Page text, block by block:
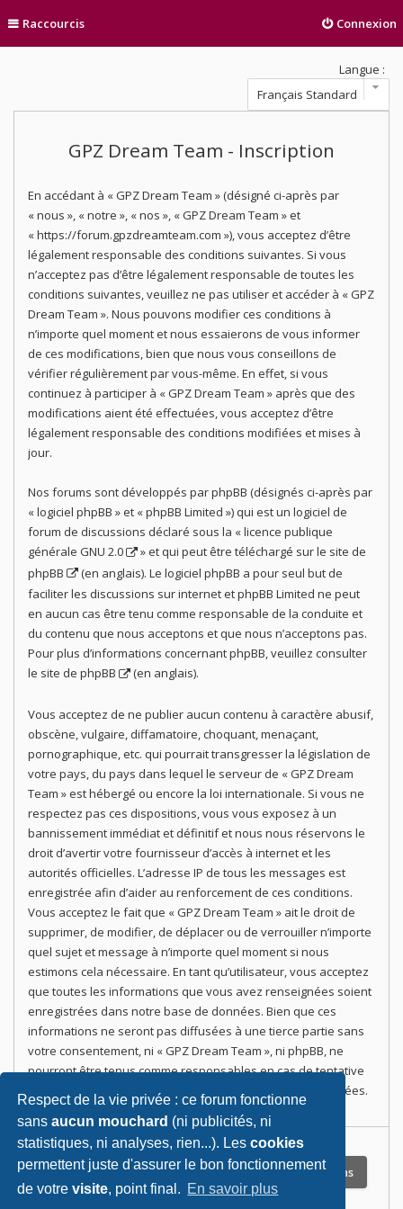
Respect de la vie privée : ce forum fonctionne
sansaucun mouchard (ni publicités, ni
statistiques, ni analyses, rien...). Lescookies
permettent juste d'assurer le bon fonctionnement
de votrevisite, point final. En savoir plus
Raccourcis Connexion
Langue :
GPZ Dream Team - Inscription
En accédant à « GPZ Dream Team » (désigné ci-après par
« nous », « notre », « nos », « GPZ Dream Team » et
« https://forum.gpzdreamteam.com »), vous acceptez d’être
légalement responsable des conditions suivantes. Si vous
n’acceptez pas d’être légalement responsable de toutes les
conditions suivantes, veuillez ne pas utiliser et accéder à « GPZ
Dream Team ». Nous pouvons modifier ces conditions à
n’importe quel moment et nous essaierons de vous informer
de ces modifications, bien que nous vous conseillons de
vérifier régulièrement par vous-même. En effet, si vous
continuez à participer à « GPZ Dream Team » après que des
modifications aient été effectuées, vous acceptez d’être
légalement responsable des conditions modifiées et mises à
jour.
Nos forums sont développés par phpBB (désignés ci-après par
« logiciel phpBB » et « phpBB Limited ») qui est un logiciel de
forum de discussions déclaré sous la «licence publique
générale GNU 2.0
» et qui peut être téléchargé surle site de
phpBB
(en anglais). Le logiciel phpBB a pour seul but de
faciliter les discussions sur internet et phpBB Limited ne peut
en aucun cas être tenu comme responsable de la conduite et
du contenu que nous acceptons et que nous n’acceptons pas.
Pour plus d’informations concernant phpBB, veuillez consulter
le site de phpBB
(en anglais).
Vous acceptez de ne publier aucun contenu à caractère abusif,
obscène, vulgaire, diffamatoire, choquant, menaçant,
pornographique, etc. qui pourrait transgresser la législation de
votre pays, du pays dans lequel le serveur de « GPZ Dream
Team » est hébergé ou encore la loi internationale. Si vous ne
respectez pas ces dispositions, vous vous exposez à un
bannissement immédiat et définitif et nous nous réservons le
droit d’avertir votre fournisseur d’accès à internet et les
autorités officielles. L’adresse IP de tous les messages est
enregistrée afin d’aider au renforcement de ces conditions.
Vous acceptez le fait que « GPZ Dream Team » ait le droit de
supprimer, de modifier, de déplacer ou de verrouiller n’importe
quel sujet et message à n’importe quel moment si nous
estimons cela nécessaire. En tant qu’utilisateur, vous acceptez
que toutes les informations que vous avez renseignées soient
enregistrées dans notre base de données. Bien que ces
informations ne seront pas diffusées à une tierce partie sans
votre consentement, ni « GPZ Dream Team », ni phpBB, ne
pourront être tenus comme responsables en cas de tentative
de piratage informatique visant à compromettre vos données.